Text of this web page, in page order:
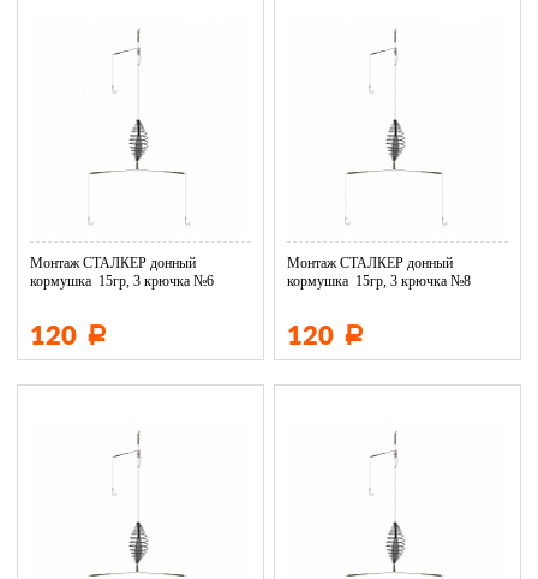
Монтаж СТАЛКЕР донный
кормушка 15гр, 3 крючка №6
120 Р
Монтаж СТАЛКЕР донный
кормушка 15гр, 3 крючка №8
120 Р